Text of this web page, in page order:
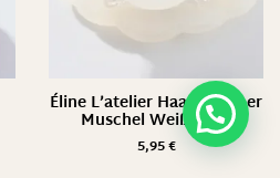
Éline L’atelier Haarklammer
Muschel Weiß Klein
5,95€